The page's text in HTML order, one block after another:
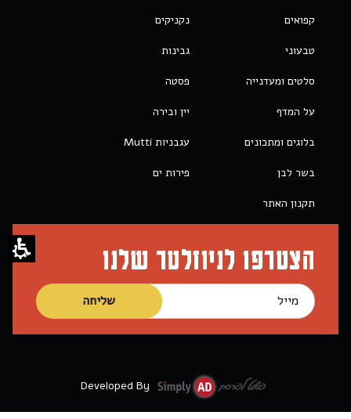
קפואים נקניקים
טבעוני גבינות
סלטים ומעדנייה פסטה
על המדף יין ובירה
בלוגים ומתכונים עגבניות Mutti
בשר לבן פירות ים
תקנון האתר
הצטרפו לניוזלטר שלנו
Developed By